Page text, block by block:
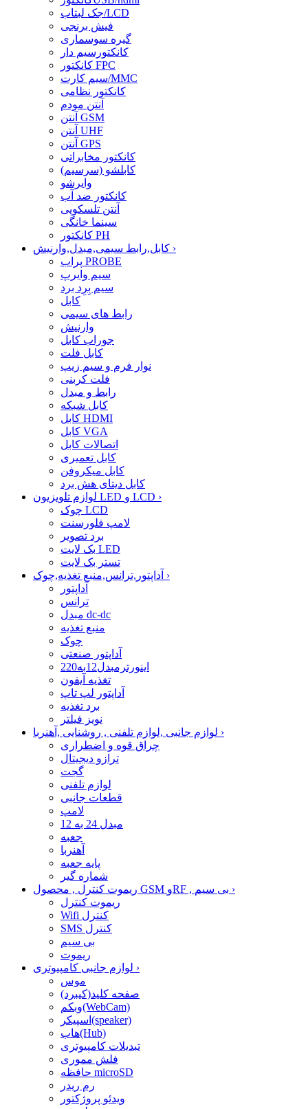
جک لبتاب/LCD
فیش برنجی
گیره سوسماری
کانکتورسیم دار
کانکتور FPC
سیم کارت/MMC
کانکتور نظامی
آنتن مودم
آنتن GSM
آنتن UHF
آنتن GPS
کانکتور مخابراتی
کابلشو (سرسیم)
وایرشو
کانکتور ضد آب
آنتن تلسکوپی
سینما خانگی
کانکتور PH
›
پراب PROBE
سیم وایرپ
سیم بِرِد برد
کابل
رابط های سیمی
وارنیش
جوراب کابل
کابل فلت
نوار فرم و سیم زیپ
فلت کربنی
رابط و مبدل
کابل شبکه
کابل HDMI
کابل VGA
اتصالات کابل
کابل تعمیری
کابل میکروفن
کابل دیتای هش برد
لوازم تلویزیون LED و LCD ›
چوک LCD
لامپ فلورسنت
برد تصویر
بک لایت LED
تستر بک لایت
›
آداپتور
ترانس
مبدل dc-dc
منبع تغذیه
چوک
آداپتور صنعتی
اینورترمبدل12به220
تغذیه آیفون
آداپتور لپ تاپ
برد تغذیه
نویز فیلتر
›
چراق قوه و اضطراری
ترازو دیجیتال
گجت
لوازم تلفنی
قطعات جانبی
لامپ
مبدل 24 به 12
جعبه
آهنربا
پایه جعبه
شماره گیر
›
ریموت کنترل
Wifi کنترل
SMS کنترل
بی سیم
ریموت
›
موس
صفحه کلید(کیبرد)
وبکم(WebCam)
اسپیکر(speaker)
هاب(Hub)
تبدیلات کامپیوتری
فلش مموری
حافظه microSD
رم ریدر
ویدئو پروژکتور